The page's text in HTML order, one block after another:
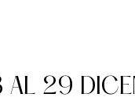
AL 29